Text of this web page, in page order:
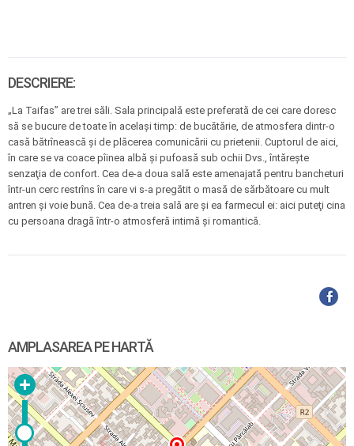
DESCRIERE:
„La Taifas” are trei săli. Sala principală este preferată de cei care doresc
să se bucure de toate în acelaşi timp: de bucătărie, de atmosfera dintr-o
casă bătrînească şi de plăcerea comunicării cu prietenii. Cuptorul de aici,
în care se va coace pîinea albă şi pufoasă sub ochii Dvs., întăreşte
senzaţia de confort. Cea de-a doua sală este amenajată pentru bancheturi
într-un cerc restrîns în care vi s-a pregătit o masă de sărbătoare cu mult
antren şi voie bună. Cea de-a treia sală are şi ea farmecul ei: aici puteţi cina
cu persoana dragă într-o atmosferă intimă şi romantică.
AMPLASAREA PE HARTĂ